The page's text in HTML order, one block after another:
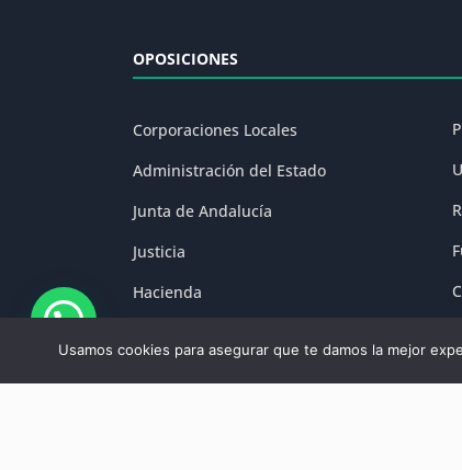
OPOSICIONES
Corporaciones Locales
Administración del Estado
Junta de Andalucía
Justicia
Hacienda
Usamos cookies para asegurar que te damos la mejor